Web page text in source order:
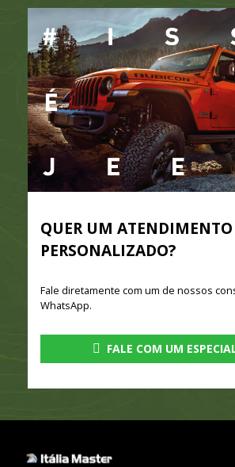
QUER UM ATENDIMENTO
PERSONALIZADO?
Fale diretamente com um de nossos
WhatsApp.
FALE COM UM